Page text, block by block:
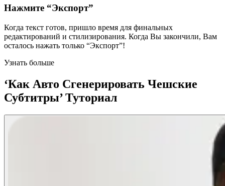
Нажмите “Экспорт”
Когда текст готов, пришло время для финальных
редактирований и стилизирования. Когда Вы закончили, Вам
осталось нажать только “Экспорт”!
Узнать больше
‘Как Авто Сгенерировать Чешские
Субтитры’ Туториал